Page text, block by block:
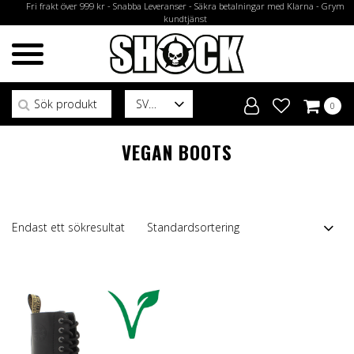
Fri frakt över 999 kr - Snabba Leveranser - Säkra betalningar med Klarna - Grym
kundtjänst
SV
Sök efter:
0
VEGAN BOOTS
Endast ett sökresultat